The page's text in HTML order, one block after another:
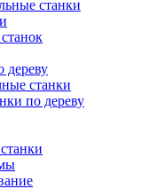
станки
дереву
станки
по дереву